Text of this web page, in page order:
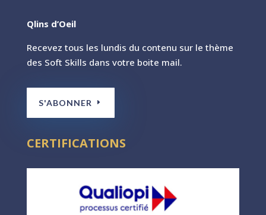
Qlins d’Oeil
Recevez tous les lundis du contenu sur le thème
des Soft Skills dans votre boite mail.
S'ABONNER
CERTIFICATIONS